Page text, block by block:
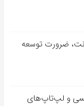
ضرورت توسعه
و لپ‌تاپ‌های